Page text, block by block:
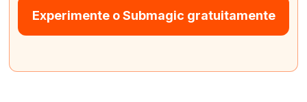
Experimente o Submagic gratuitamente